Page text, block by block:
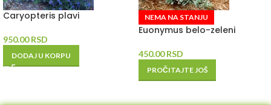
Caryopteris plavi
950.00RSD
DODAJ U KORPU
NEMA NA STANJU
Euonymus belo-zeleni
450.00RSD
PROČITAJTE JOŠ